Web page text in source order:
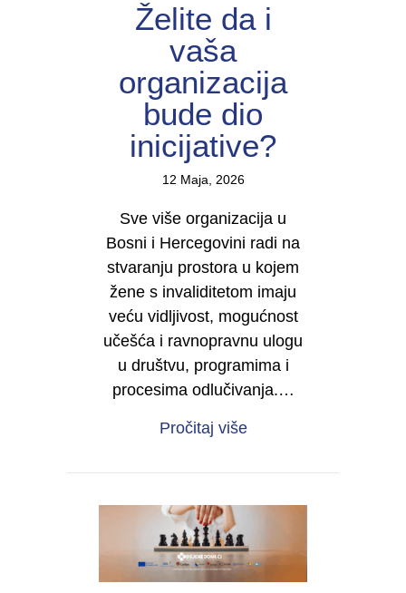
Želite da i
vaša
organizacija
bude dio
inicijative?
12 Maja, 2026
Sve više organizacija u
Bosni i Hercegovini radi na
stvaranju prostora u kojem
žene s invaliditetom imaju
veću vidljivost, mogućnost
učešća i ravnopravnu ulogu
u društvu, programima i
procesima odlučivanja.…
Pročitaj višeabout Želite da i